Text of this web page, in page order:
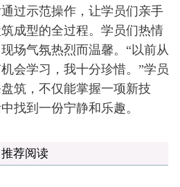
过示范操作，让学员们亲手
成型的全过程。学员们热情
场气氛热烈而温馨。“以前从
会学习，我十分珍惜。”学员
筑，不仅能掌握一项新技
找到一份宁静和乐趣。
推荐阅读